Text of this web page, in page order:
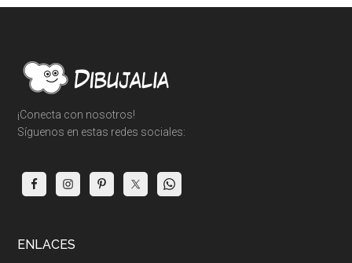
Footer
¡Conecta con nosotros!
Síguenos en estas redes sociales:
ENLACES